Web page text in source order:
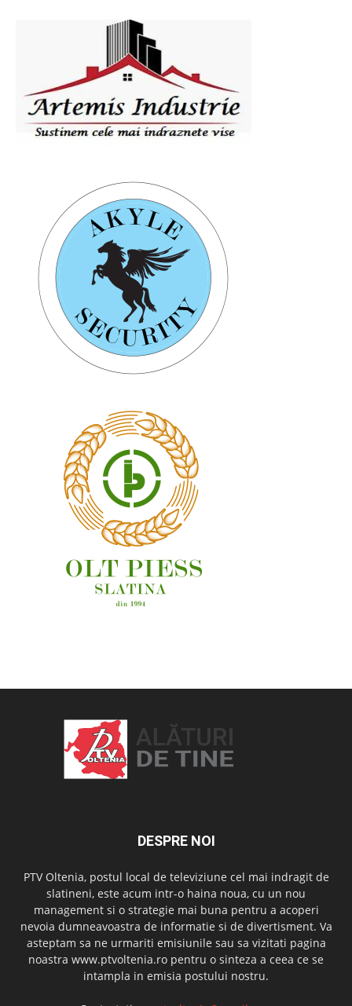
DESPRE NOI
PTV Oltenia, postul local de televiziune cel mai indragit de
slatineni, este acum intr-o haina noua, cu un nou
management si o strategie mai buna pentru a acoperi
nevoia dumneavoastra de informatie si de divertisment. Va
asteptam sa ne urmariti emisiunile sau sa vizitati pagina
noastra www.ptvoltenia.ro pentru o sinteza a ceea ce se
intampla in emisia postului nostru.